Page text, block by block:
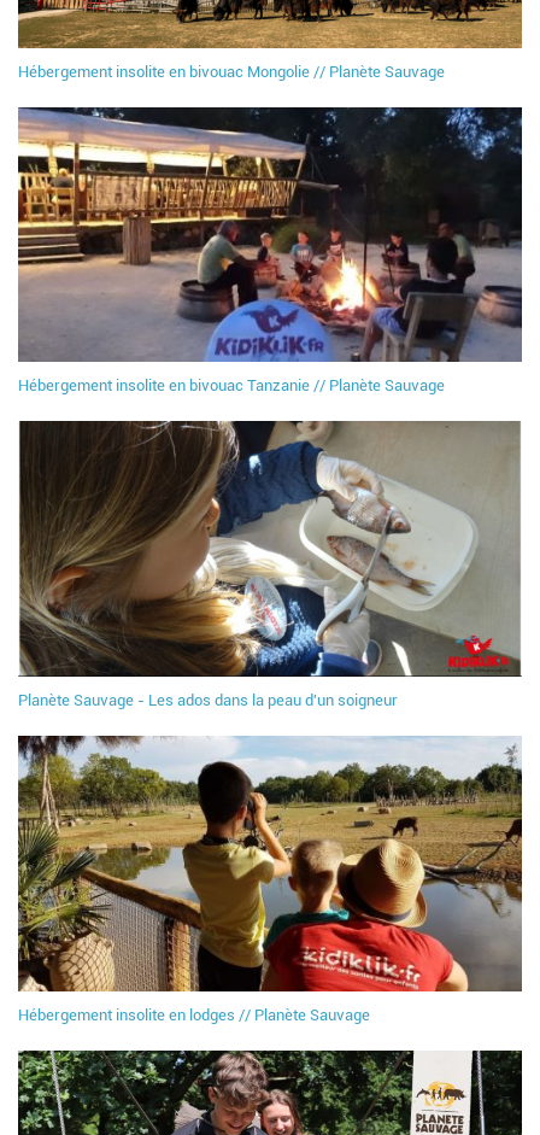
Hébergement insolite en bivouac Mongolie // Planète Sauvage
Hébergement insolite en bivouac Tanzanie // Planète Sauvage
Planète Sauvage - Les ados dans la peau d'un soigneur
Hébergement insolite en lodges // Planète Sauvage